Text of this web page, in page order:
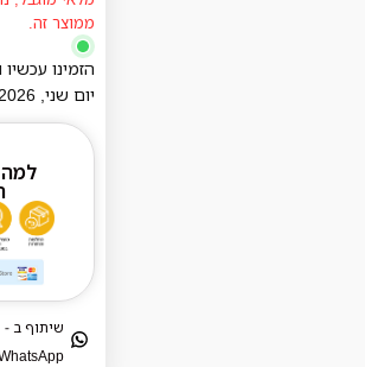
ממוצר זה.
הזמינו
יום שני,
למה
שיתוף ב -